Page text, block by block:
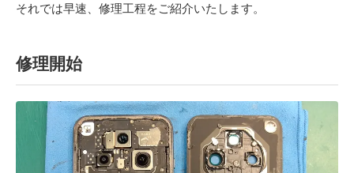
それでは早速、修理工程をご紹介いたします。
修理開始